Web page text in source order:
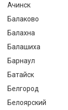
Ачинск
Балаково
Балахна
Балашиха
Барнаул
Батайск
Белгород
Белоярский